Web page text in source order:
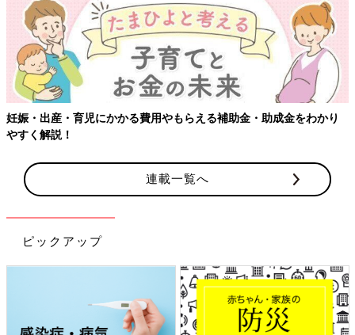
【ワクチン接種できるものも】妊婦の感染症対策、知っておいて！
連載一覧へ
ピックアップ